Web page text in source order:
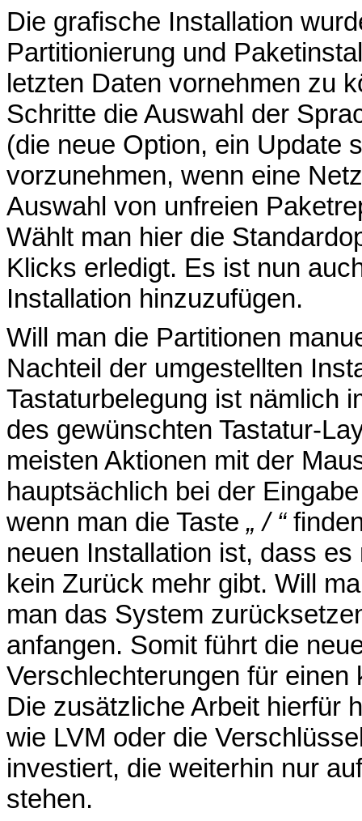
Die grafische Installation
Partitionierung und
letzten Daten vornehmen zu
Schritte die Auswahl der
(die neue Option, ein Update
vorzunehmen, wenn eine
Auswahl von unfreien
Wählt man hier die
Klicks erledigt. Es ist nun
Installation hinzuzufügen.
Will man die Partitionen
Nachteil der umgestellten
Tastaturbelegung ist nämlich
des gewünschten Tastatur-
meisten Aktionen mit der
hauptsächlich bei der
wenn man die Taste „ / “
neuen Installation ist, dass
kein Zurück mehr gibt. Will
man das System
anfangen. Somit führt die
Verschlechterungen für
Die zusätzliche Arbeit hierfür
wie LVM oder die
investiert, die weiterhin nur
stehen.